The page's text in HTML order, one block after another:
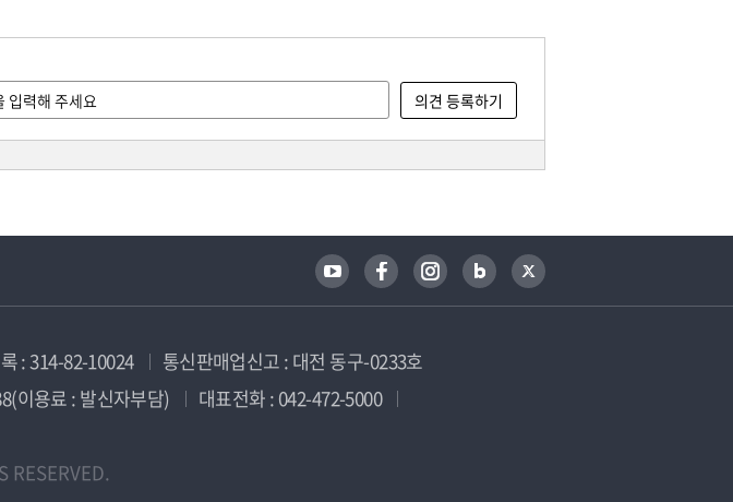
: 314-82-10024
통신판매업신고 : 대전 동구-0233호
이용료 : 발신자부담)
대표전화 : 042-472-5000
RESERVED.